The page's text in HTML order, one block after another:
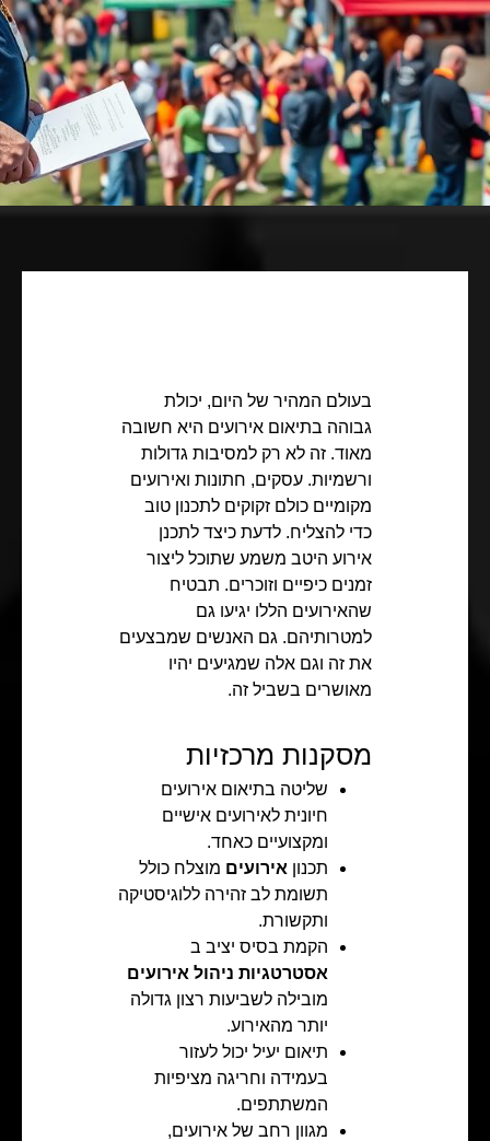
בעולם המהיר של היום, יכולת
גבוהה בתיאום אירועים היא חשובה
מאוד. זה לא רק למסיבות גדולות
ורשמיות. עסקים, חתונות ואירועים
מקומיים כולם זקוקים לתכנון טוב
כדי להצליח. לדעת כיצד לתכנן
אירוע היטב משמע שתוכל ליצור
זמנים כיפיים וזוכרים. תבטיח
שהאירועים הללו יגיעו גם
למטרותיהם. גם האנשים שמבצעים
את זה וגם אלה שמגיעים יהיו
מאושרים בשביל זה.
מסקנות מרכזיות
שליטה בתיאום אירועים
חיונית לאירועים אישיים
ומקצועיים כאחד.
תכנון אירועים מוצלח כולל
תשומת לב זהירה ללוגיסטיקה
ותקשורת.
הקמת בסיס יציב ב
אסטרטגיות ניהול אירועים
מובילה לשביעות רצון גדולה
יותר מהאירוע.
תיאום יעיל יכול לעזור
בעמידה וחריגה מציפיות
המשתתפים.
מגוון רחב של אירועים,